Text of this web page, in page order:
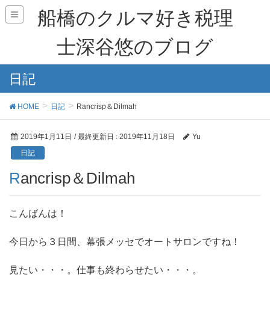
船橋のクルマ好き税理
士深谷悠のブログ
日記
HOME 日記 Rancrisp＆Dilmah
2019年1月11日 / 最終更新日 : 2019年11月18日
Yu
日記
Rancrisp＆Dilmah
こんばんは！
今日から３日間、幕張メッセでオートサロンですね！
見たい・・・。仕事も終わらせたい・・・。